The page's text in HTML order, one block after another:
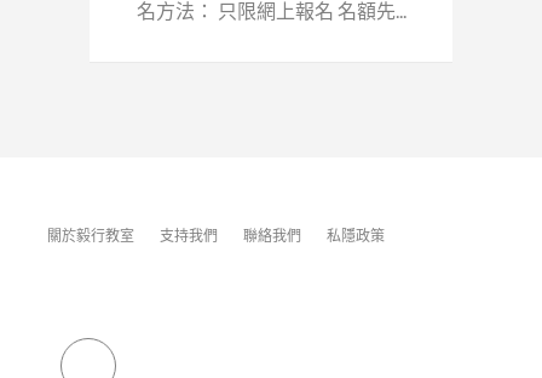
名方法： 只限網上報名 名額先...
關於毅行教室 支持我們 聯絡我們 私隱政策